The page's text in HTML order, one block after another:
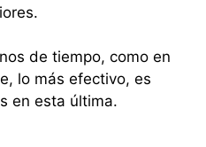
de tiempo, como en
lo más efectivo, es
en esta última.